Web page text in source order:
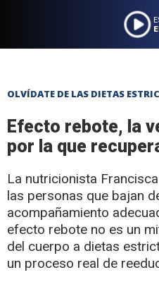
OLVÍDATE DE LAS DIETAS
Efecto rebote, la
por la que
La nutricionista
las personas que bajan
acompañamiento
efecto rebote no es un
del cuerpo a dietas
un proceso real de